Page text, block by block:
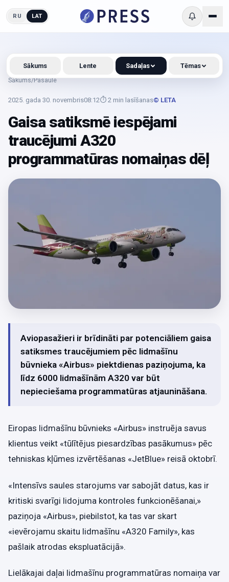
RU LAT
Sākums/Pasaule
2025. gada 30. novembris08:12⏱ 2 min lasīšanas© LETA
Gaisa satiksmē iespējami
traucējumi A320
programmatūras nomaiņas dēļ
Aviopasažieri ir brīdināti par potenciāliem gaisa
satiksmes traucējumiem pēc lidmašīnu
būvnieka «Airbus» piektdienas paziņojuma, ka
līdz 6000 lidmašīnām A320 var būt
nepieciešama programmatūras atjaunināšana.
Eiropas lidmašīnu būvnieks «Airbus» instruēja savus
klientus veikt «tūlītējus piesardzības pasākumus» pēc
tehniskas kļūmes izvērtēšanas «JetBlue» reisā oktobrī.
«Intensīvs saules starojums var sabojāt datus, kas ir
kritiski svarīgi lidojuma kontroles funkcionēšanai,»
paziņoja «Airbus», piebilstot, ka tas var skart
«ievērojamu skaitu lidmašīnu «A320 Family», kas
pašlaik atrodas ekspluatācijā».
Lielākajai daļai lidmašīnu programmatūras nomaiņa var
Sākums Lente Sadaļas Tēmas